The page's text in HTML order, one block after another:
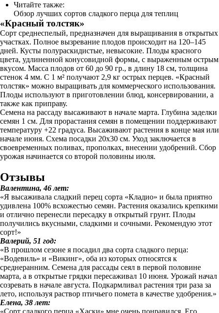
Читайте также:
Обзор лучших сортов сладкого перца для теплиц
«Красный толстяк»
Сорт среднеспелый, предназначен для выращивания в открытых
участках. Полное вызревание плодов происходит на 120–145
дней. Кусты полураскидистые, невысокие. Плоды красного
цвета, удлиненной конусовидной формы, с выраженным острым
вкусом. Масса плодов от 60 до 90 гр., в длину 18 см, толщина
стенок 4 мм. С 1 м² получают 2,9 кг острых перцев. «Красный
толстяк» можно выращивать для коммерческого использования.
Плоды используют в приготовлении блюд, консервировании, а
также как приправу.
Семена на рассаду высаживают в начале марта. Глубина заделки
семян 1 см. Для прорастания семян в помещении поддерживают
температуру +22 градуса. Высаживают растения в конце мая или
начале июня. Схема посадки 20х30 см. Уход заключается в
своевременных поливах, прополках, внесении удобрений. Сбор
урожая начинается со второй половины июля.
Отзывы
Валентина, 46 лет:
«Я высаживала сладкий перец сорта «Кладио» и была приятно
удивлена 100% всхожестью семян. Растения оказались крепкими
и отлично перенесли пересадку в открытый грунт. Плоды
получились вкусными, сладкими и сочными. Рекомендую этот
сорт!»
Валерий, 51 год:
«В прошлом сезоне я посадил два сорта сладкого перца:
«Водевиль» и «Викинг», оба из которых относятся к
среднеранним. Семена для рассады сеял в первой половине
марта, а в открытые грядки пересаживал 10 июня. Урожай начал
созревать в начале августа. Подкармливал растения три раза за
лето, используя раствор птичьего помета в качестве удобрения.»
Елена, 38 лет:
«Сорт сладкого перца «Хаски» мне очень понравился. Его